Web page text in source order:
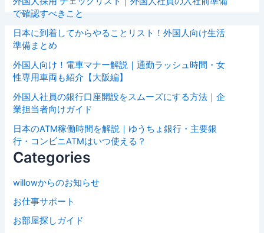
で確認すべきこと
日本に到着してからやることリスト！外国人向け生活
準備まとめ
外国人向け！電車マナー解説｜通勤ラッシュ時間・女
性専用車両も紹介【大阪編】
外国人社員の銀行口座開設をスムーズにする方法｜企
業担当者向けガイド
日本のATM稼働時間を解説｜ゆうちょ銀行・主要銀
行・コンビニATMはいつ使える？
Categories
willowからのお知らせ
お仕事サポート
お部屋探しガイド